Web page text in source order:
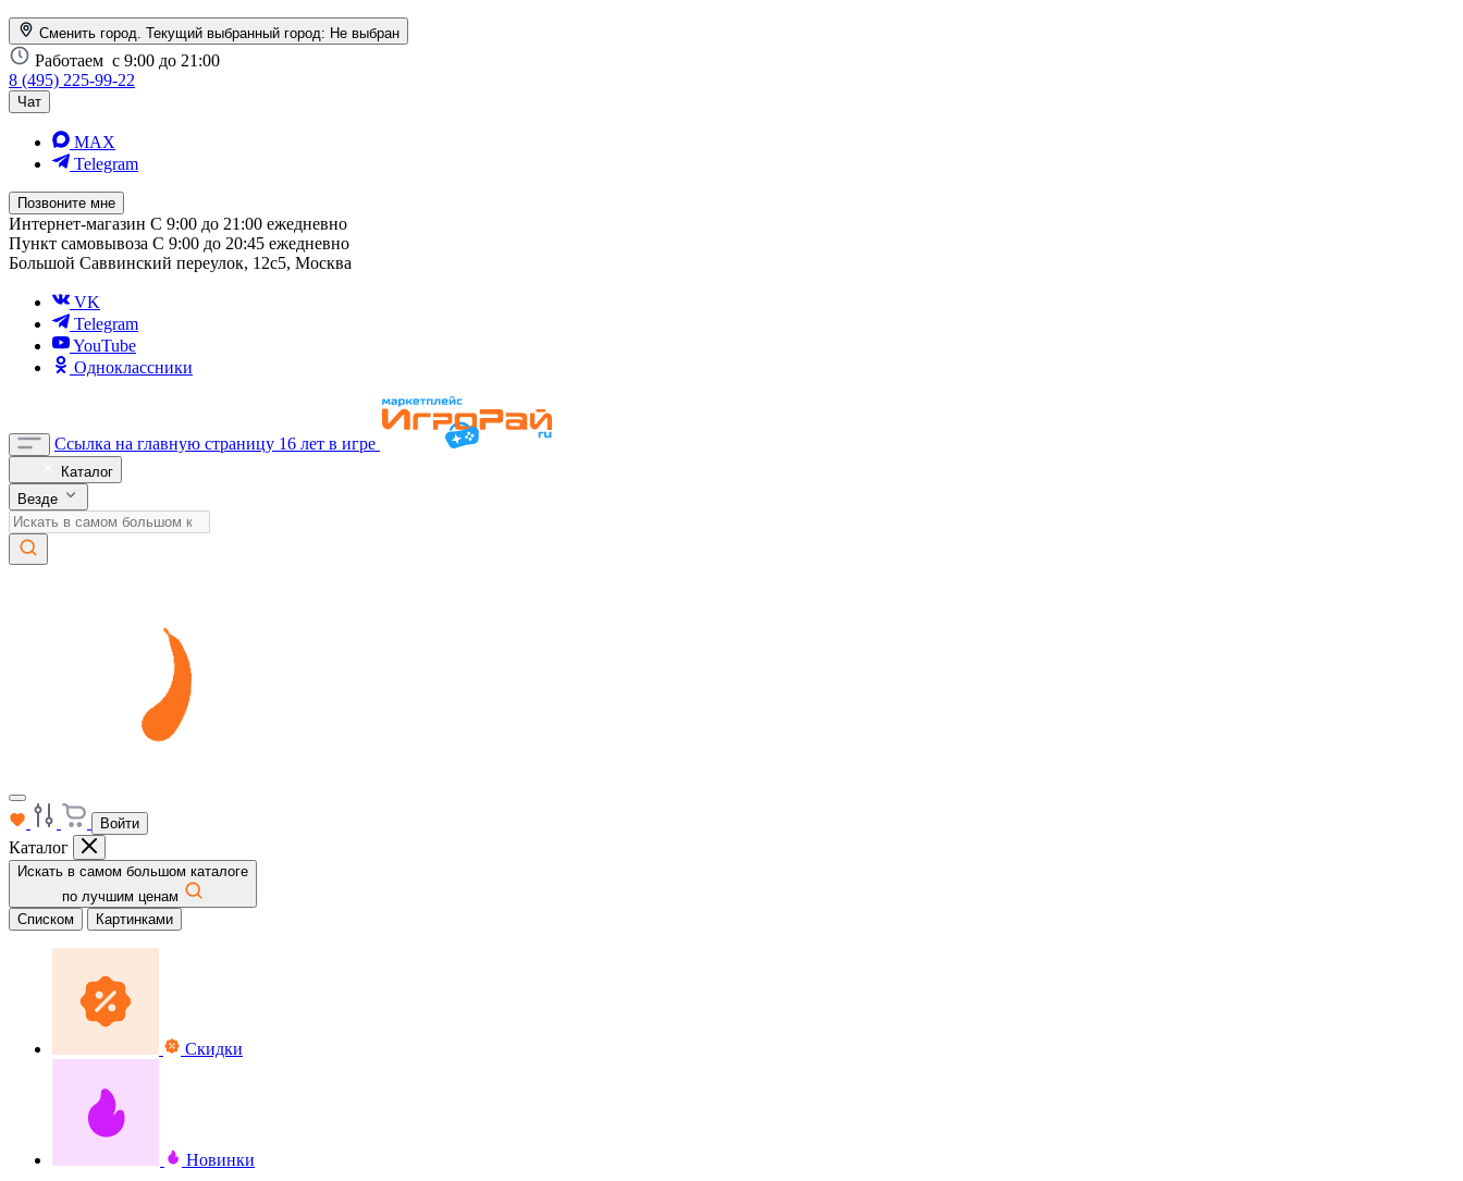
Сменить город. Текущий выбранный город: Не выбран
Работаем с 9:00 до 21:00
8 (495) 225-99-22
Чат
MAX
Telegram
Позвоните мне
Интернет-магазин С 9:00 до 21:00 ежедневно
Пункт самовывоза С 9:00 до 20:45 ежедневно
Большой Саввинский переулок, 12с5, Москва
VK
Telegram
YouTube
Одноклассники
Ссылка на главную страницу 16 лет в игре
Каталог
Везде
Войти
Каталог
Искать в самом большом каталоге
по лучшим ценам
Списком
Картинками
Скидки
Новинки